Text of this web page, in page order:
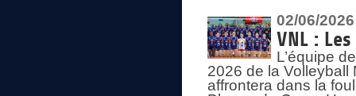
02/06/2026
VNL :
L’équipe
2026 de la
affrontera dans la